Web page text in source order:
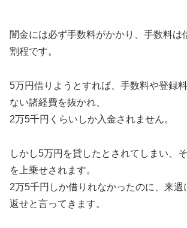
闇金には必ず手数料がかかり、手数料は
割程です。
5万円借りようとすれば、手数料や登録
ない諸経費を抜かれ、
2万5千円くらいしか入金されません。
しかし5万円を貸したとされてしまい、
を上乗せされます。
2万5千円しか借りれなかったのに、来週
返せと言ってきます。